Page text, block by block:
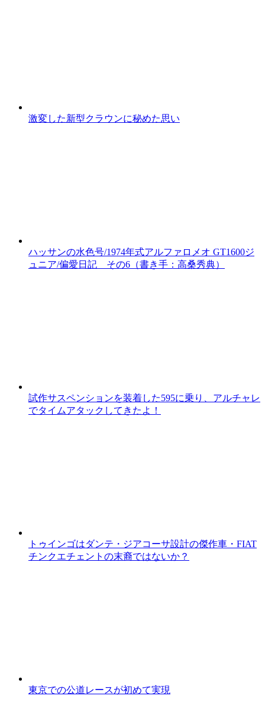
激変した新型クラウンに秘めた思い
ハッサンの水色号/1974年式アルファロメオ GT1600ジ
ュニア/偏愛日記 その6（書き手：高桑秀典）
試作サスペンションを装着した595に乗り、アルチャレ
でタイムアタックしてきたよ！
トゥインゴはダンテ・ジアコーサ設計の傑作車・FIAT
チンクエチェントの末裔ではないか？
東京での公道レースが初めて実現